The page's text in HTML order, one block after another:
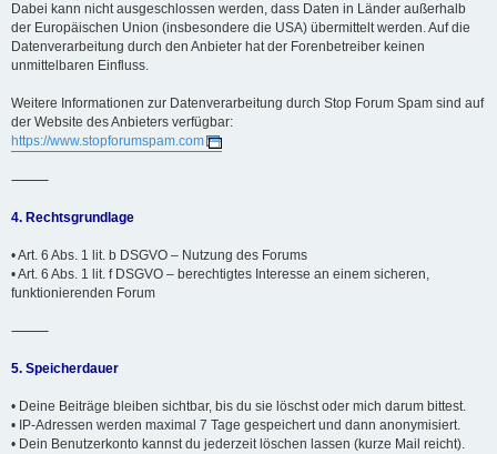
Dabei kann nicht ausgeschlossen werden, dass Daten in Länder außerhalb
der Europäischen Union (insbesondere die USA) übermittelt werden. Auf die
Datenverarbeitung durch den Anbieter hat der Forenbetreiber keinen
unmittelbaren Einfluss.
Weitere Informationen zur Datenverarbeitung durch Stop Forum Spam sind auf
der Website des Anbieters verfügbar:
https://www.stopforumspam.com
⸻
4. Rechtsgrundlage
• Art. 6 Abs. 1 lit. b DSGVO – Nutzung des Forums
• Art. 6 Abs. 1 lit. f DSGVO – berechtigtes Interesse an einem sicheren,
funktionierenden Forum
⸻
5. Speicherdauer
• Deine Beiträge bleiben sichtbar, bis du sie löschst oder mich darum bittest.
• IP-Adressen werden maximal 7 Tage gespeichert und dann anonymisiert.
• Dein Benutzerkonto kannst du jederzeit löschen lassen (kurze Mail reicht).